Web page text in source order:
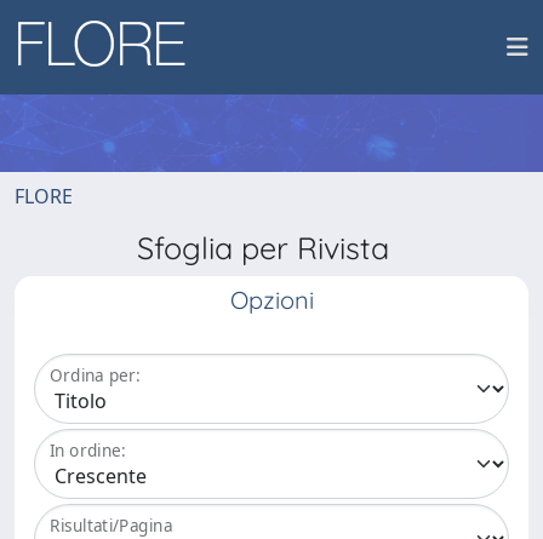
FLORE
Sfoglia per Rivista
Opzioni
Ordina per:
In ordine:
Risultati/Pagina